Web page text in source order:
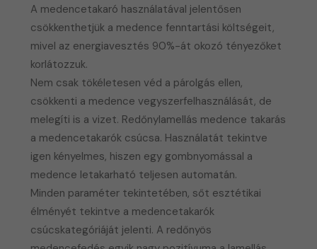
A medencetakaró használatával jelentősen
csökkenthetjük a medence fenntartási költségeit,
mivel az energiavesztés 90%-át okozó tényezőket
korlátozzuk.
Nem csak tökéletesen véd a párolgás ellen,
csökkenti a medence vegyszerfelhasználását, de
melegíti is a vizet. Redőnylamellás medence takarás
a medencetakarók csúcsa. Használatát tekintve
igen kényelmes, hiszen egy gombnyomással a
medence letakarható teljesen automatán.
Minden paraméter tekintetében, sőt esztétikai
élményét tekintve a medencetakarók
csúcskategóriáját jelenti. A redőnyös